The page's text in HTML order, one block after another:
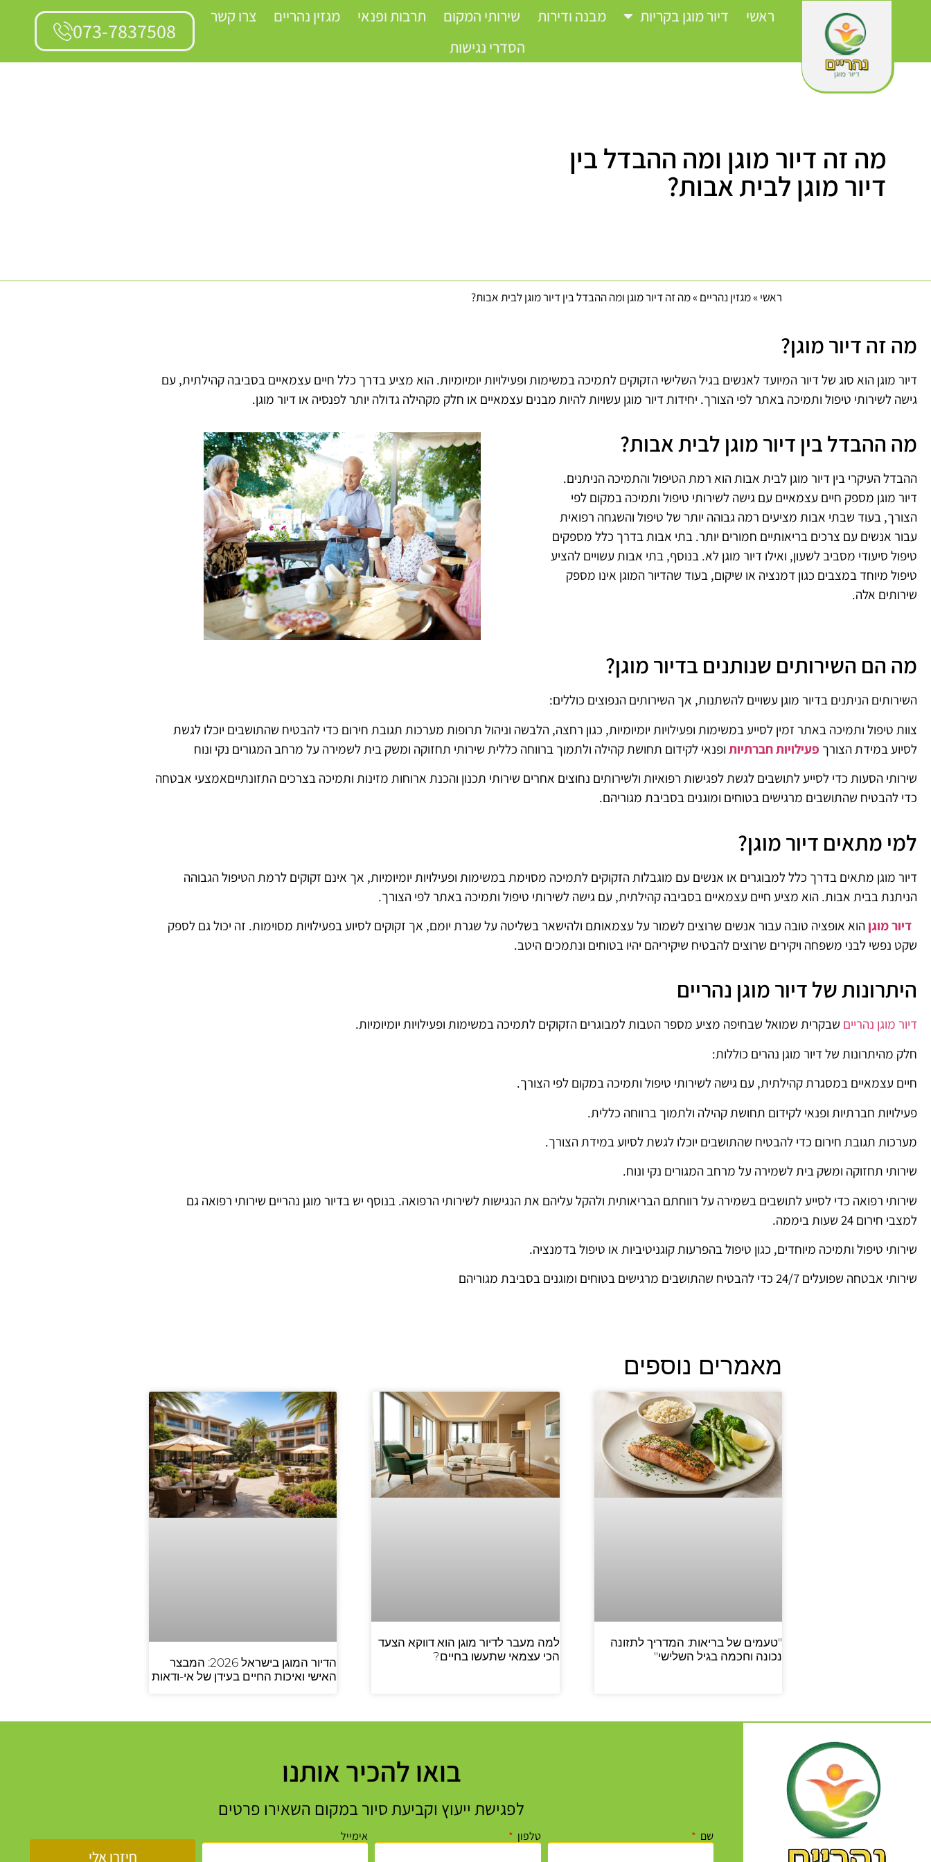
ראשי דיור מוגן בקריות מבנה ודירות שירותי המקום תרבות ופנאי מגזין נהריים
צרו קשר
הסדרי נגישות
073-7837508
מה זה דיור מוגן ומה ההבדל בין
דיור מוגן לבית אבות?
ראשי »מגזין נהריים »מה זה דיור מוגן ומה ההבדל בין דיור מוגן לבית אבות?
מה זה דיור מוגן?
דיור מוגן הוא סוג של דיור המיועד לאנשים בגיל השלישי הזקוקים לתמיכה במשימות ופעילויות יומיומיות. הוא מציע בדרך כלל חיים עצמאיים בסביבה קהילתית, עם
גישה לשירותי טיפול ותמיכה באתר לפי הצורך. יחידות דיור מוגן עשויות להיות מבנים עצמאיים או חלק מקהילה גדולה יותר לפנסיה או דיור מוגן.
מה ההבדל בין דיור מוגן לבית אבות?
ההבדל העיקרי בין דיור מוגן לבית אבות הוא רמת הטיפול והתמיכה הניתנים.
דיור מוגן מספק חיים עצמאיים עם גישה לשירותי טיפול ותמיכה במקום לפי
הצורך, בעוד שבתי אבות מציעים רמה גבוהה יותר של טיפול והשגחה רפואית
עבור אנשים עם צרכים בריאותיים חמורים יותר. בתי אבות בדרך כלל מספקים
טיפול סיעודי מסביב לשעון, ואילו דיור מוגן לא. בנוסף, בתי אבות עשויים להציע
טיפול מיוחד במצבים כגון דמנציה או שיקום, בעוד שהדיור המוגן אינו מספק
שירותים אלה.
מה הם השירותים שנותנים בדיור מוגן?
השירותים הניתנים בדיור מוגן עשויים להשתנות, אך השירותים הנפוצים כוללים:
צוות טיפול ותמיכה באתר זמין לסייע במשימות ופעילויות יומיומיות, כגון רחצה, הלבשה וניהול תרופות מערכות תגובת חירום כדי להבטיח שהתושבים יוכלו לגשת
לסיוע במידת הצורך פעילויות חברתיות ופנאי לקידום תחושת קהילה ולתמוך ברווחה כללית שירותי תחזוקה ומשק בית לשמירה על מרחב המגורים נקי ונוח
שירותי הסעות כדי לסייע לתושבים לגשת לפגישות רפואיות ולשירותים נחוצים אחרים שירותי תכנון והכנת ארוחות מזינות ותמיכה בצרכים התזונתייםאמצעי אבטחה
כדי להבטיח שהתושבים מרגישים בטוחים ומוגנים בסביבת מגוריהם.
למי מתאים דיור מוגן?
דיור מוגן מתאים בדרך כלל למבוגרים או אנשים עם מוגבלות הזקוקים לתמיכה מסוימת במשימות ופעילויות יומיומיות, אך אינם זקוקים לרמת הטיפול הגבוהה
הניתנת בבית אבות. הוא מציע חיים עצמאיים בסביבה קהילתית, עם גישה לשירותי טיפול ותמיכה באתר לפי הצורך.
דיור מוגן הוא אופציה טובה עבור אנשים שרוצים לשמור על עצמאותם ולהישאר בשליטה על שגרת יומם, אך זקוקים לסיוע בפעילויות מסוימות. זה יכול גם לספק
שקט נפשי לבני משפחה ויקירים שרוצים להבטיח שיקיריהם יהיו בטוחים ונתמכים היטב.
היתרונות של דיור מוגן נהריים
דיור מוגן נהריים שבקרית שמואל שבחיפה מציע מספר הטבות למבוגרים הזקוקים לתמיכה במשימות ופעילויות יומיומיות.
חלק מהיתרונות של דיור מוגן נהרים כוללות:
חיים עצמאיים במסגרת קהילתית, עם גישה לשירותי טיפול ותמיכה במקום לפי הצורך.
פעילויות חברתיות ופנאי לקידום תחושת קהילה ולתמוך ברווחה כללית.
מערכות תגובת חירום כדי להבטיח שהתושבים יוכלו לגשת לסיוע במידת הצורך.
שירותי תחזוקה ומשק בית לשמירה על מרחב המגורים נקי ונוח.
שירותי רפואה כדי לסייע לתושבים בשמירה על רווחתם הבריאותית ולהקל עליהם את הנגישות לשירותי הרפואה. בנוסף יש בדיור מוגן נהריים שירותי רפואה גם
למצבי חירום 24 שעות ביממה.
שירותי טיפול ותמיכה מיוחדים, כגון טיפול בהפרעות קוגניטיביות או טיפול בדמנציה.
שירותי אבטחה שפועלים 24/7
כדי להבטיח שהתושבים מרגישים בטוחים ומוגנים בסביבת מגוריהם
מאמרים נוספים
"טעמים של בריאות: המדריך לתזונה
נכונה וחכמה בגיל השלישי"
למה מעבר לדיור מוגן הוא דווקא הצעד
הכי עצמאי שתעשו בחיים?
הדיור המוגן בישראל 2026: המבצר
האישי ואיכות החיים בעידן של אי-ודאות
בואו להכיר אותנו
לפגישת ייעוץ וקביעת סיור במקום השאירו פרטים
שם טלפון אימייל
חיזרו אלי